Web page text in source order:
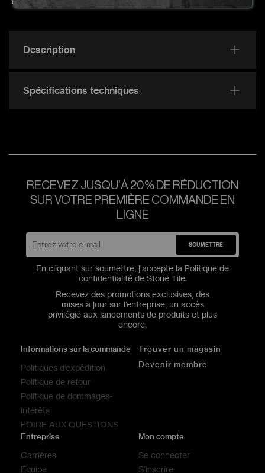
Description
Spécifications techniques
RECEVEZ JUSQU'À 20% DE RÉDUCTION
SUR VOTRE PREMIÈRE COMMANDE EN
LIGNE
En cliquant sur soumettre, j'accepte la Politique de
confidentialitéde Stone Tile.
SOUMETTRE
Recevez des promotions exclusives, des
mises à jour sur l’entreprise, un accès
privilégié aux lancements de produits et plus
encore.
Trouver un magasin
Devenir membre
Informations sur la commande
Politiques d’expédition
Politique de retour
Politique de dommages-
intérêts
FOIRE AUX QUESTIONS
Entreprise
Carrières
Équipe
Mon compte
Se connecter
S’inscrire